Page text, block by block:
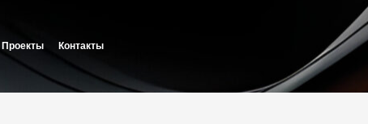
Проекты Контакты